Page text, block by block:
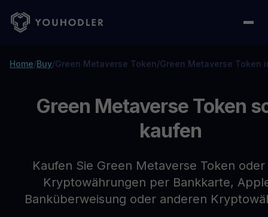
Home/Buy/Green Metaverse Token/Green Metaverse Token
Green Metaverse Token
kaufen
Kaufen Sie Green Metaverse Token
Kryptowährungen per Bankkarte,
Banküberweisung oder anderen